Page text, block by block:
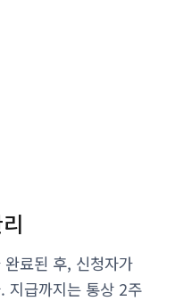
료된 후, 신청자가
지급까지는 통상 2주